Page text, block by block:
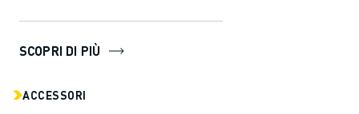
SCOPRI DI PIÙ
ACCESSORI